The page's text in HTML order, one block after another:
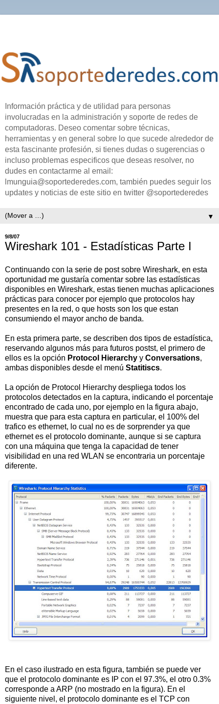
Información práctica y de utilidad para personas
involucradas en la administración y soporte de redes de
computadoras. Deseo comentar sobre técnicas,
herramientas y en general sobre lo que sucede alrededor de
esta fascinante profesión, si tienes dudas o sugerencias o
incluso problemas especificos que deseas resolver, no
dudes en contactarme al email:
lmunguia@soportederedes.com, también puedes seguir los
updates y noticias de este sitio en twitter @soportederedes
▼
9/8/07
Wireshark 101 - Estadísticas Parte I
Continuando con la serie de post sobre Wireshark, en esta
oportunidad me gustaría comentar sobre las estadísticas
disponibles en Wireshark, estas tienen muchas aplicaciones
prácticas para conocer por ejemplo que protocolos hay
presentes en la red, o que hosts son los que estan
consumiendo el mayor ancho de banda.
En esta primera parte, se describen dos tipos de estadística,
reservando algunos más para futuros postst, el primero de
ellos es la opción Protocol Hierarchy y Conversations,
ambas disponibles desde el menú Statitiscs.
La opción de Protocol Hierarchy despliega todos los
protocolos detectados en la captura, indicando el porcentaje
encontrado de cada uno, por ejemplo en la figura abajo,
muestra que para esta captura en particular, el 100% del
trafico es ethernet, lo cual no es de sorprender ya que
ethernet es el protocolo dominante, aunque si se captura
con una máquina que tenga la capacidad de tener
visibilidad en una red WLAN se encontraria un porcentaje
diferente.
En el caso ilustrado en esta figura, también se puede ver
que el protocolo dominante es IP con el 97.3%, el otro 0.3%
corresponde a ARP (no mostrado en la figura). En el
siguiente nivel, el protocolo dominante es el TCP con